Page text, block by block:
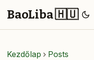
BaoLiba 🇭🇺
Kezdőlap Posts